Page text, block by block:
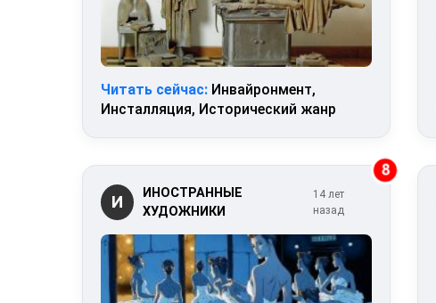
Читать сейчас: Инвайронмент,
Инсталляция, Исторический жанр
8
И
ИНОСТРАННЫЕ
ХУДОЖНИКИ
14 лет
назад